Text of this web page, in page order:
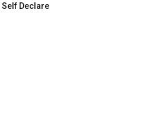
Declare